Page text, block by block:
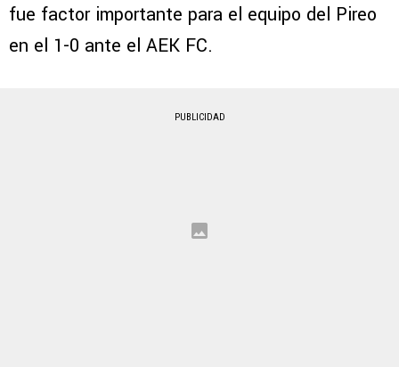
fue factor importante para el equipo del Pireo
en el 1-0 ante el AEK FC.
PUBLICIDAD